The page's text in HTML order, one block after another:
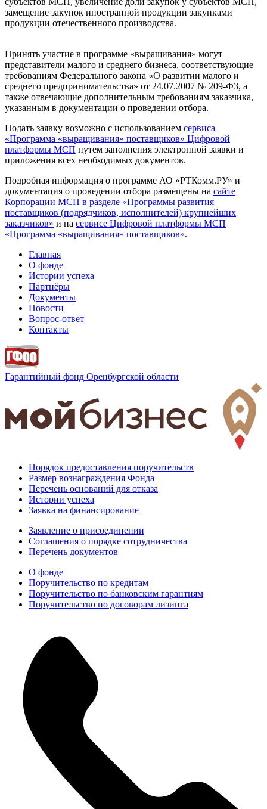
замещение закупок иностранной продукции закупками
продукции отечественного производства.
Принять участие в программе «выращивания» могут
представители малого и среднего бизнеса, соответствующие
требованиям Федерального закона «О развитии малого и
среднего предпринимательства» от 24.07.2007 № 209-ФЗ, а
также отвечающие дополнительным требованиям заказчика,
указанным в документации о проведении отбора.
Подать заявку возможно с использованием сервиса
«Программа «выращивания» поставщиков» Цифровой
платформы МСП путем заполнения электронной заявки и
приложения всех необходимых документов.
Подробная информация о программе АО «РТКомм.РУ» и
документация о проведении отбора размещены на сайте
Корпорации МСП в разделе «Программы развития
поставщиков (подрядчиков, исполнителей) крупнейших
заказчиков» и на сервисе Цифровой платформы МСП
«Программа «выращивания» поставщиков».
Главная
О фонде
Истории успеха
Партнёры
Документы
Новости
Вопрос-ответ
Контакты
Гарантийный фонд Оренбургской области
Порядок предоставления поручительств
Размер вознаграждения Фонда
Перечень оснований для отказа
Истории успеха
Заявка на финансирование
Заявление о присоединении
Соглашения о порядке сотрудничества
Перечень документов
О фонде
Поручительство по кредитам
Поручительство по банковским гарантиям
Поручительство по договорам лизинга